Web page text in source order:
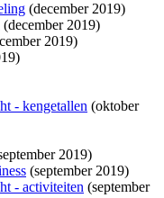
(december 2019)
(december 2019)
2019)
- kengetallen (oktober
2019)
(september 2019)
- activiteiten (september